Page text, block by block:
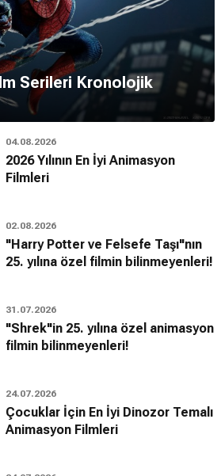
Serileri Kronolojik
04.08.2026
2026 Yılının En İyi Animasyon
Filmleri
02.08.2026
"Harry Potter ve Felsefe Taşı"nın
25. yılına özel filmin bilinmeyenleri!
31.07.2026
"Shrek"in 25. yılına özel animasyon
filmin bilinmeyenleri!
24.07.2026
Çocuklar İçin En İyi Dinozor Temalı
Animasyon Filmleri